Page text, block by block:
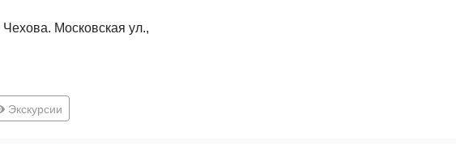
Московская ул.,
Экскурсии